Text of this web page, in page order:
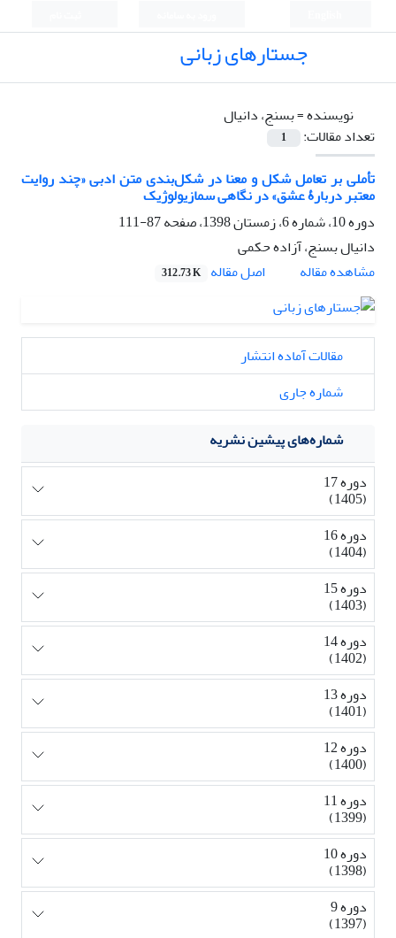
جستارهای زبانی
نویسنده =بسنج، دانیال
تعداد مقالات:
1
تأملی بر تعامل شکل و معنا در شکل‌بندی متن ادبی «چند روایت
معتبر دربارۀ عشق» در نگاهی سمازیولوژیک
دوره 10، شماره 6، زمستان 1398، صفحه
87-111
دانیال بسنج، آزاده حکمی
مشاهده مقاله
اصل مقاله 312.73 K
مقالات آماده انتشار
شماره جاری
شماره‌های پیشین نشریه
دوره 17
(1405)
دوره 16
(1404)
دوره 15
(1403)
دوره 14
(1402)
دوره 13
(1401)
دوره 12
(1400)
دوره 11
(1399)
دوره 10
(1398)
دوره 9
(1397)